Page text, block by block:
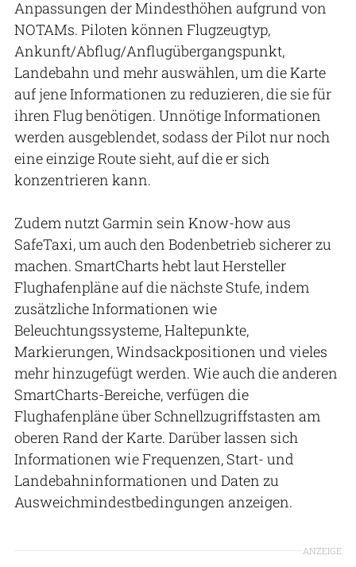
Anpassungen der Mindesthöhen aufgrund von
NOTAMs. Piloten können Flugzeugtyp,
Ankunft/Abflug/Anflugübergangspunkt,
Landebahn und mehr auswählen, um die Karte
auf jene Informationen zu reduzieren, die sie für
ihren Flug benötigen. Unnötige Informationen
werden ausgeblendet, sodass der Pilot nur noch
eine einzige Route sieht, auf die er sich
konzentrieren kann.
Zudem nutzt Garmin sein Know-how aus
SafeTaxi, um auch den Bodenbetrieb sicherer zu
machen. SmartCharts hebt laut Hersteller
Flughafenpläne auf die nächste Stufe, indem
zusätzliche Informationen wie
Beleuchtungssysteme, Haltepunkte,
Markierungen, Windsackpositionen und vieles
mehr hinzugefügt werden. Wie auch die anderen
SmartCharts-Bereiche, verfügen die
Flughafenpläne über Schnellzugriffstasten am
oberen Rand der Karte. Darüber lassen sich
Informationen wie Frequenzen, Start- und
Landebahninformationen und Daten zu
Ausweichmindestbedingungen anzeigen.
ANZEIGE